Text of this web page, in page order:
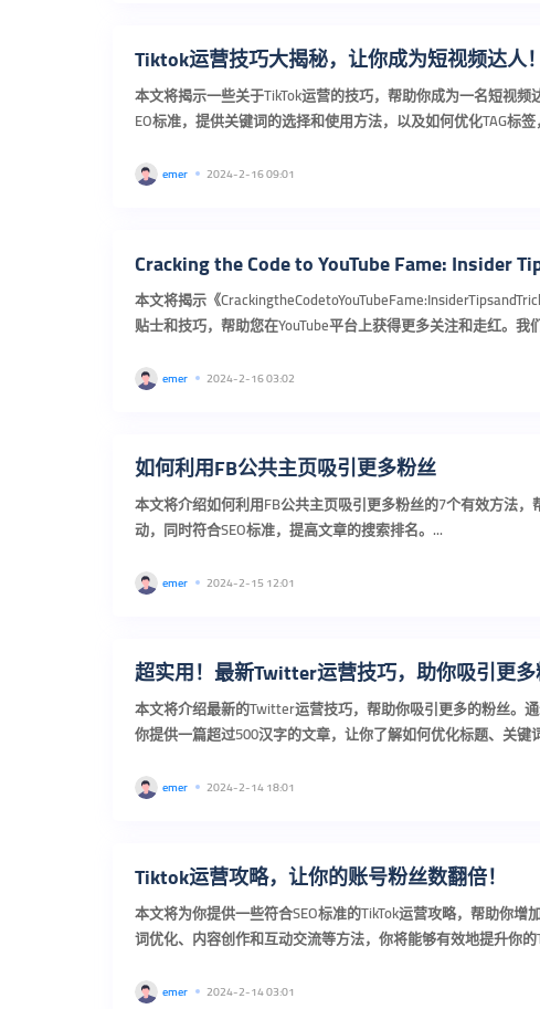
Tiktok运营技巧大揭秘，让你成为短视频达人！
本文将揭示一些关于TikTok运营的技巧，帮助你成为一名短视
EO标准，提供关键词的选择和使用方法，以及如何优化TAG标
emer 2024-2-16 09:01
本文将揭示《
贴士和技巧，帮助您在YouTube平台上获得更多关注和走红。我
emer 2024-2-16 03:02
如何利用FB公共主页吸引更多粉丝
本文将介绍如何利用FB公共主页吸引更多粉丝的7个有效方法
动，同时符合SEO标准，提高文章的搜索排名。...
emer 2024-2-15 12:01
超实用！最新Twitter运营技巧，助你吸引更多
本文将介绍最新的Twitter运营技巧，帮助你吸引更多的粉丝。
你提供一篇超过500汉字的文章，让你了解如何优化标题、关键
emer 2024-2-14 18:01
Tiktok运营攻略，让你的账号粉丝数翻倍！
本文将为你提供一些符合SEO标准的TikTok运营攻略，帮助你增
词优化、内容创作和互动交流等方法，你将能够有效地提升你的
emer 2024-2-14 03:01